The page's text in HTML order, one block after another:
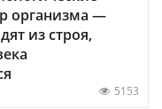
организма —
из строя,
5153